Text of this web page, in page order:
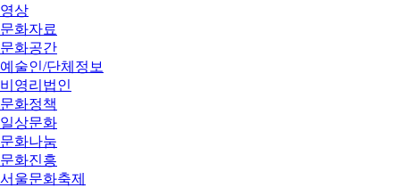
영상
문화자료
문화공간
예술인/단체정보
비영리법인
문화정책
일상문화
문화나눔
문화진흥
서울문화축제